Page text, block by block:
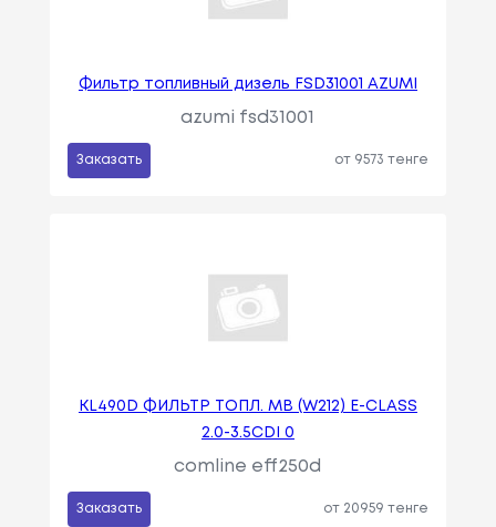
Фильтр топливный дизель FSD31001 AZUMI
azumi fsd31001
Заказать от 9573 тенге
KL490D ФИЛЬТР ТОПЛ. MB (W212) E-CLASS
2.0-3.5CDI 0
comline eff250d
Заказать от 20959 тенге